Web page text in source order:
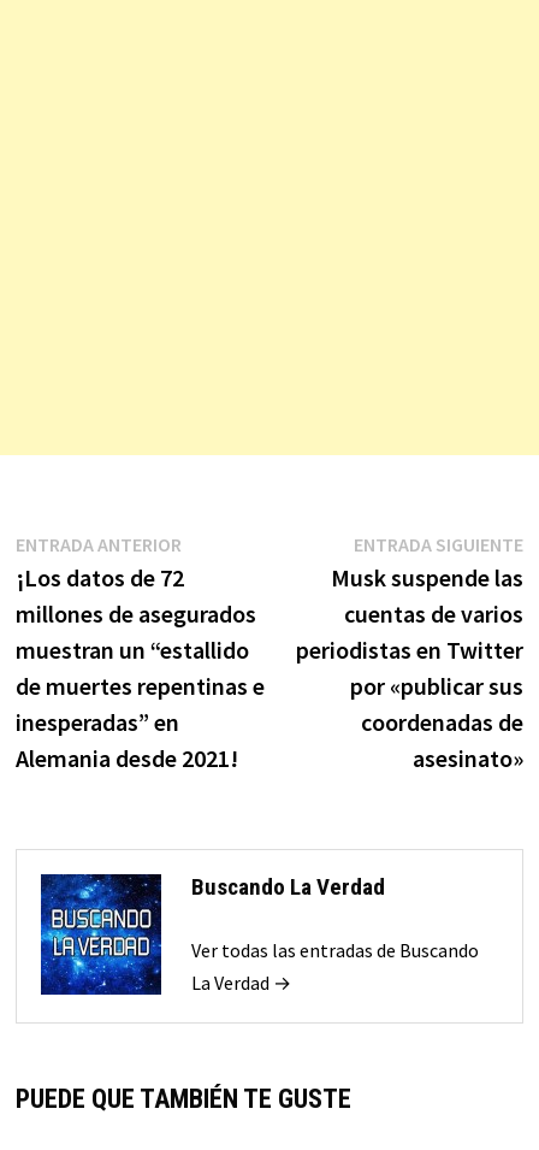
Navegación
de
entradas
ENTRADA ANTERIOREntrada
anterior:
¡Los datos de 72
millones de asegurados
muestran un “estallido
de muertes repentinas e
inesperadas” en
Alemania desde 2021!
ENTRADA SIGUIENTE
Musk suspende las
cuentas de varios
periodistas en Twitter
por «publicar sus
coordenadas de
asesinato»
Buscando La Verdad
Ver todas las entradas de Buscando
La Verdad →
PUEDE QUE TAMBIÉN TE GUSTE